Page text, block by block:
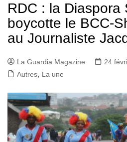
RDC : la Diaspora
boycotte le BCC-
au Journaliste
La Guardia Magazine 24
Autres
La une